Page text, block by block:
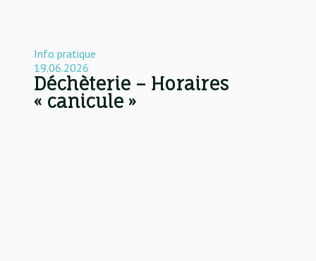
Info pratique
19.06.2026
Déchèterie – Horaires
« canicule »